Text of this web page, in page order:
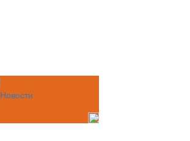
Новости